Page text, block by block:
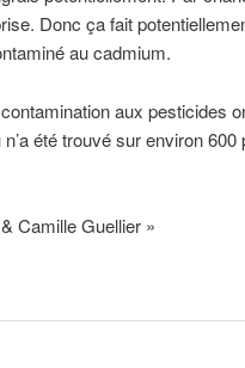
Donc ça fait
au cadmium.
aux pesticides
été trouvé sur environ 600
Camille Guellier »